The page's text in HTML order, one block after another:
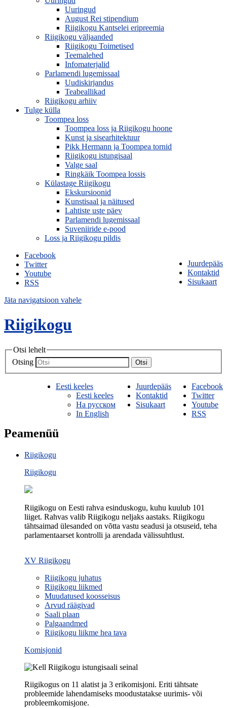
Uuringud
August Rei stipendium
Riigikogu Kantselei eripreemia
Riigikogu väljaanded
Riigikogu Toimetised
Teemalehed
Infomaterjalid
Parlamendi lugemissaal
Uudiskirjandus
Teabeallikad
Riigikogu arhiiv
Tulge külla
Toompea loss
Toompea loss ja Riigikogu hoone
Kunst ja sisearhitektuur
Pikk Hermann ja Toompea tornid
Riigikogu istungisaal
Valge saal
Ringkäik Toompea lossis
Külastage Riigikogu
Ekskursioonid
Kunstisaal ja näitused
Lahtiste uste päev
Parlamendi lugemissaal
Suveniiride e-pood
Loss ja Riigikogu pildis
Juurdepääs
Kontaktid
Sisukaart
Facebook
Twitter
Youtube
RSS
Jäta navigatsioon vahele
Riigikogu
Otsi lehelt
Otsing
Otsi
Facebook
Twitter
Youtube
RSS
Juurdepääs
Kontaktid
Sisukaart
Eesti keeles
Eesti keeles
На русском
In English
Peamenüü
Riigikogu
Riigikogu
Riigikogu on Eesti rahva esinduskogu, kuhu kuulub 101
liiget. Rahvas valib Riigikogu neljaks aastaks. Riigikogu
tähtsaimad ülesanded on võtta vastu seadusi ja otsuseid, teha
parlamentaarset kontrolli ja arendada välissuhtlust.
XV Riigikogu
Riigikogu juhatus
Riigikogu liikmed
Muudatused koosseisus
Arvud räägivad
Saali plaan
Palgaandmed
Riigikogu liikme hea tava
Komisjonid
Riigikogus on 11 alatist ja 3 erikomisjoni. Eriti tähtsate
probleemide lahendamiseks moodustatakse uurimis- või
probleemkomisjone.